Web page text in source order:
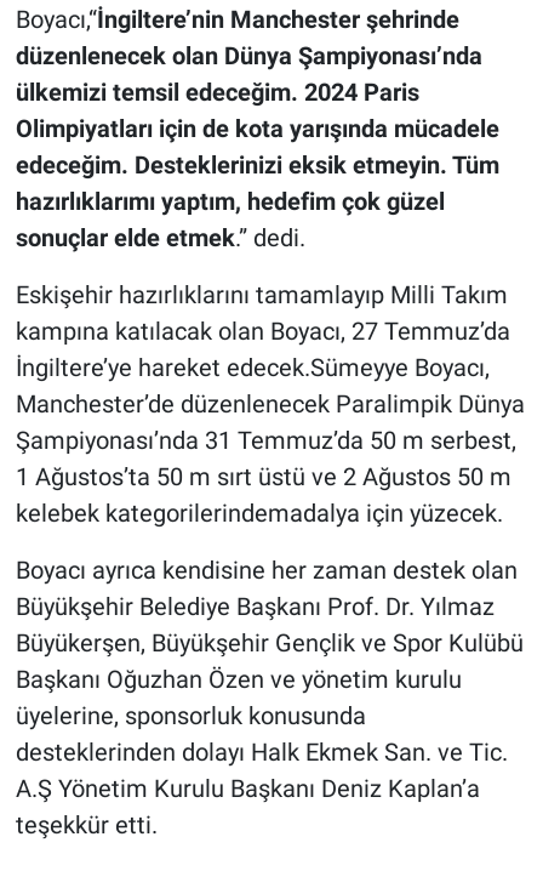
Boyacı,“İngiltere’nin Manchester şehrinde
düzenlenecek olan Dünya Şampiyonası’nda
ülkemizi temsil edeceğim. 2024 Paris
Olimpiyatları için de kota yarışında mücadele
edeceğim. Desteklerinizi eksik etmeyin. Tüm
hazırlıklarımı yaptım, hedefim çok güzel
sonuçlar elde etmek.” dedi.
Eskişehir hazırlıklarını tamamlayıp Milli Takım
kampına katılacak olan Boyacı, 27 Temmuz’da
İngiltere’ye hareket edecek.Sümeyye Boyacı,
Manchester’de düzenlenecek Paralimpik Dünya
Şampiyonası’nda 31 Temmuz’da 50 m serbest,
1 Ağustos’ta 50 m sırt üstü ve 2 Ağustos 50 m
kelebek kategorilerindemadalya için yüzecek.
Boyacı ayrıca kendisine her zaman destek olan
Büyükşehir Belediye Başkanı Prof. Dr. Yılmaz
Büyükerşen, Büyükşehir Gençlik ve Spor Kulübü
Başkanı Oğuzhan Özen ve yönetim kurulu
üyelerine, sponsorluk konusunda
desteklerinden dolayı Halk Ekmek San. ve Tic.
A.Ş Yönetim Kurulu Başkanı Deniz Kaplan’a
teşekkür etti.